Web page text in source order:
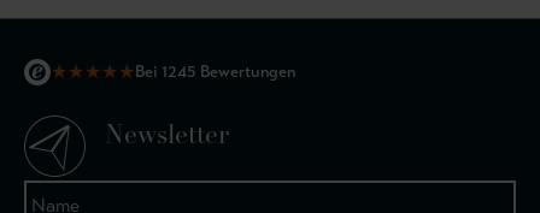
★★★★★Bei 1245 Bewertungen
Newsletter